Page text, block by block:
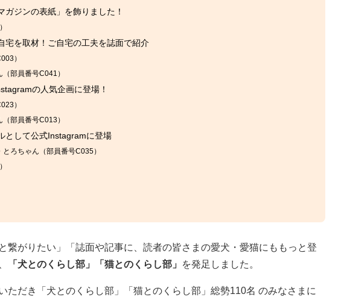
ジンの表紙」を飾りました！
宅を取材！ご自宅の工夫を誌面で紹介
）
部員番号C041）
の人気企画に登場！
）
部員番号C013）
として公式Instagramに登場
ろちゃん（部員番号C035）
繋がりたい」「誌面や記事に、読者の皆さまの愛犬・愛猫にももっと登
「犬とのくらし部」「猫とのくらし部」 を発足しました。
ただき「犬とのくらし部」「猫とのくらし部」総勢110名 のみなさまに